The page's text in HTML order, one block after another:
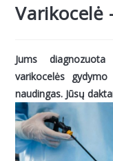
Varikocelė
Jums
varikocelės
naudingas. Jūsų